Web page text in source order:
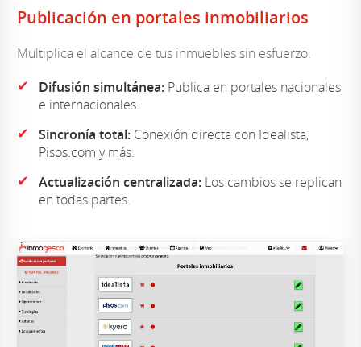
Publicación en portales inmobiliarios
Multiplica el alcance de tus inmuebles sin esfuerzo:
✔ Difusión simultánea: Publica en portales nacionales
e internacionales.
✔ Sincronía total: Conexión directa con Idealista,
Pisos.com y más.
✔ Actualización centralizada: Los cambios se replican
en todas partes.